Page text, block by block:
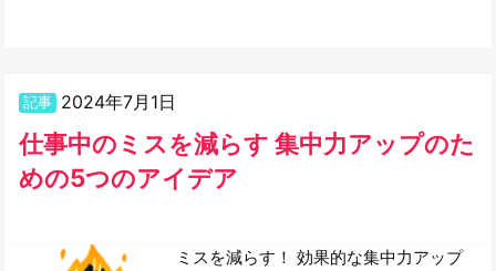
記事 2024年7月1日
仕事中のミスを減らす 集中力アップのた
めの5つのアイデア
ミスを減らす！ 効果的な集中力アップ